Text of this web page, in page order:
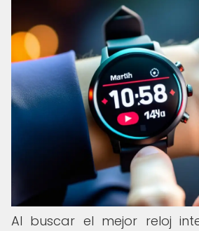
Al buscar el mejor reloj